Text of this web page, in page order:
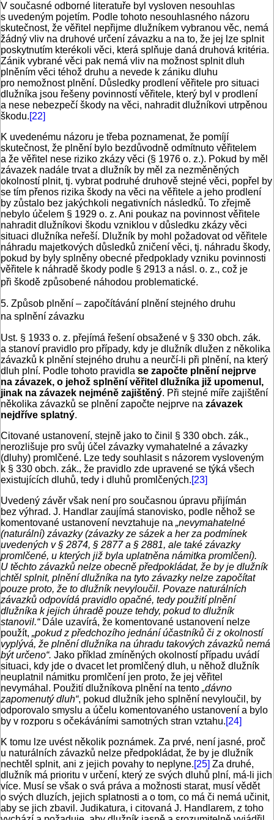
V současné odborné literatuře byl vysloven nesouhlas
s uvedeným pojetím. Podle tohoto nesouhlasného názoru
skutečnost, že věřitel nepřijme dlužníkem vybranou věc, nemá
žádný vliv na druhové určení závazku a na to, že jej lze splnit
poskytnutím kterékoli věci, která splňuje daná druhová kritéria.
Zánik vybrané věci pak nemá vliv na možnost splnit dluh
plněním věci téhož druhu a nevede k zániku dluhu
pro nemožnost plnění. Důsledky prodlení věřitele pro situaci
dlužníka jsou řešeny povinností věřitele, který byl v prodlení
a nese nebezpečí škody na věci, nahradit dlužníkovi utrpěnou
škodu.[22]
K uvedenému názoru je třeba poznamenat, že pomíjí
skutečnost, že plnění bylo bezdůvodně odmítnuto věřitelem
a že věřitel nese riziko zkázy věci (§ 1976 o. z.). Pokud by měl
závazek nadále trvat a dlužník by měl za nezměněných
okolností plnit, tj. vybrat podruhé druhově stejné věci, popřel by
se tím přenos rizika škody na věci na věřitele a jeho prodlení
by zůstalo bez jakýchkoli negativních následků. To zřejmě
nebylo účelem § 1929 o. z. Ani poukaz na povinnost věřitele
nahradit dlužníkovi škodu vzniklou v důsledku zkázy věci
situaci dlužníka neřeší. Dlužník by mohl požadovat od věřitele
náhradu majetkových důsledků zničení věci, tj. náhradu škody,
pokud by byly splněny obecné předpoklady vzniku povinnosti
věřitele k náhradě škody podle § 2913 a násl. o. z., což je
při škodě způsobené náhodou problematické.
5. Způsob plnění – započítávání plnění stejného druhu
na splnění závazku
Ust. § 1933 o. z. přejímá řešení obsažené v § 330 obch. zák.
a stanoví pravidlo pro případy, kdy je dlužník dlužen z několika
závazků k plnění stejného druhu a neurčí-li při plnění, na který
dluh plní. Podle tohoto pravidla se započte plnění nejprve
na závazek, o jehož splnění věřitel dlužníka již upomenul,
jinak na závazek nejméně zajištěný. Při stejné míře zajištění
několika závazků se plnění započte nejprve na závazek
nejdříve splatný.
Citované ustanovení, stejně jako to činil § 330 obch. zák.,
nerozlišuje pro svůj účel závazky vymahatelné a závazky
(dluhy) promlčené. Lze tedy souhlasit s názorem vysloveným
k § 330 obch. zák., že pravidlo zde upravené se týká všech
existujících dluhů, tedy i dluhů promlčených.[23]
Uvedený závěr však není pro současnou úpravu přijímán
bez výhrad. J. Handlar zaujímá stanovisko, podle něhož se
komentované ustanovení nevztahuje na „nevymahatelné
(naturální) závazky (závazky ze sázek a her za podmínek
uvedených v § 2874, § 2877 a § 2881, ale také závazky
promlčené, u kterých již byla uplatněna námitka promlčení).
U těchto závazků nelze obecně předpokládat, že by je dlužník
chtěl splnit, plnění dlužníka na tyto závazky nelze započítat
pouze proto, že to dlužník nevyloučil. Povaze naturálních
závazků odpovídá pravidlo opačné, tedy použití plnění
dlužníka k jejich úhradě pouze tehdy, pokud to dlužník
stanovil.“Dále uzavírá, že komentované ustanovení nelze
použít, „pokud z předchozího jednání účastníků či z okolností
vyplývá, že plnění dlužníka na úhradu takových závazků nemá
být určeno“. Jako příklad zmíněných okolností případu uvádí
situaci, kdy jde o dvacet let promlčený dluh, u něhož dlužník
neuplatnil námitku promlčení jen proto, že jej věřitel
nevymáhal. Použití dlužníkova plnění na tento „dávno
zapomenutý dluh“, pokud dlužník jeho splnění nevyloučil, by
odporovalo smyslu a účelu komentovaného ustanovení a bylo
by v rozporu s očekáváními samotných stran vztahu.[24]
K tomu lze uvést několik poznámek. Za prvé, není jasné, proč
u naturálních závazků nelze předpokládat, že by je dlužník
nechtěl splnit, ani z jejich povahy to neplyne.[25] Za druhé,
dlužník má prioritu v určení, který ze svých dluhů plní, má-li jich
více. Musí se však o svá práva a možnosti starat, musí vědět
o svých dluzích, jejich splatnosti a o tom, co má či nemá učinit,
aby se jich zbavil. Judikatura, i citovaná J. Hand­larem, z toho